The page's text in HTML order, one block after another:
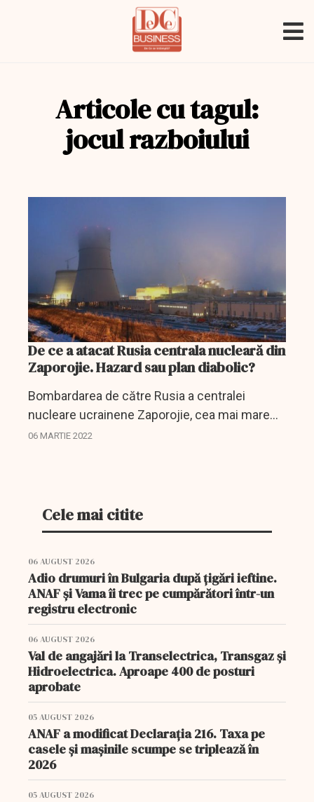
Articole cu tagul:
jocul razboiului
De ce a atacat Rusia centrala nucleară din
Zaporojie. Hazard sau plan diabolic?
Bombardarea de către Rusia a centralei
nucleare ucrainene Zaporojie, cea mai mare
din Europa, arată că războiul din Ucraina
06 MARTIE 2022
Cele mai citite
06 AUGUST 2026
Adio drumuri în Bulgaria după țigări ieftine.
ANAF și Vama îi trec pe cumpărători într-un
registru electronic
06 AUGUST 2026
Val de angajări la Transelectrica, Transgaz și
Hidroelectrica. Aproape 400 de posturi
aprobate
05 AUGUST 2026
ANAF a modificat Declarația 216. Taxa pe
casele și mașinile scumpe se triplează în
2026
05 AUGUST 2026